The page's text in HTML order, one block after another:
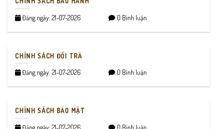
Đăng ngày: 21-07-2026 0 Bình luận
CHÍNH SÁCH ĐỔI TRẢ
Đăng ngày: 21-07-2026 0 Bình luận
CHÍNH SÁCH BẢO MẬT
Đăng ngày: 21-07-2026 0 Bình luận